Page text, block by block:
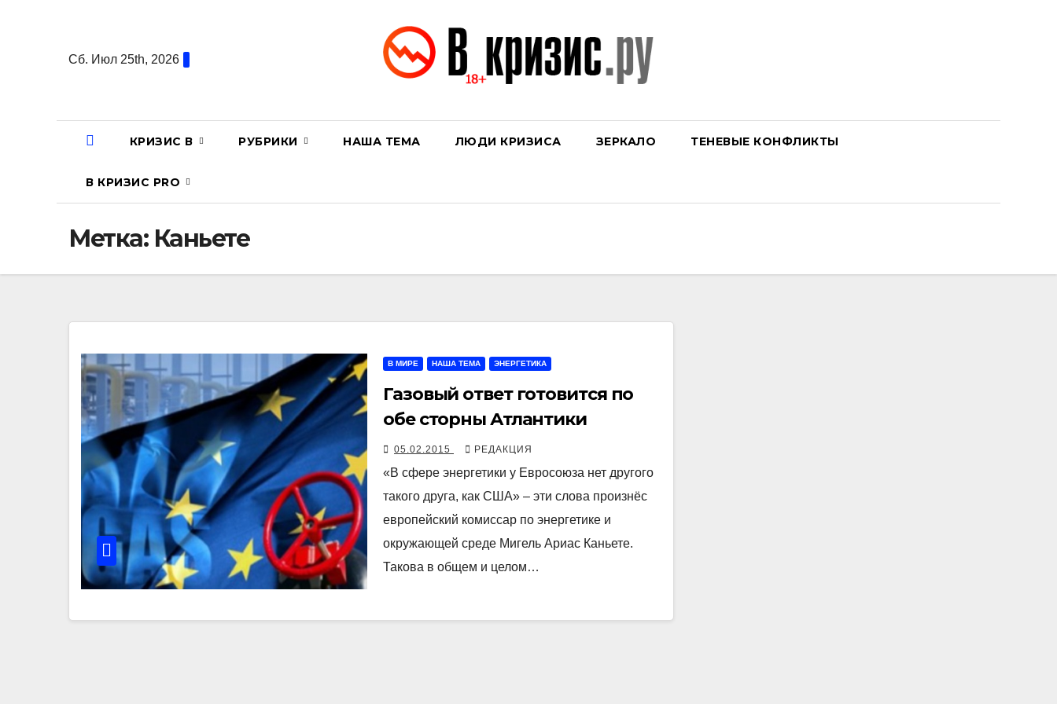
содержаниюСб. Июл 25th, 2026
КРИЗИС В РУБРИКИ НАША ТЕМА ЛЮДИ КРИЗИСА ЗЕРКАЛО ТЕНЕВЫЕ КОНФЛИКТЫ
В КРИЗИС PRO
Метка: Каньете
В МИРЕ НАША ТЕМА ЭНЕРГЕТИКА
Газовый ответ готовится по
обе сторны Атлантики
05.02.2015 РЕДАКЦИЯ
«В сфере энергетики у Евросоюза нет другого
такого друга, как США» – эти слова произнёс
европейский комиссар по энергетике и
окружающей среде Мигель Ариас Каньете.
Такова в общем и целом…